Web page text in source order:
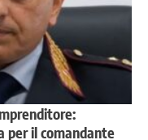
per il comandante